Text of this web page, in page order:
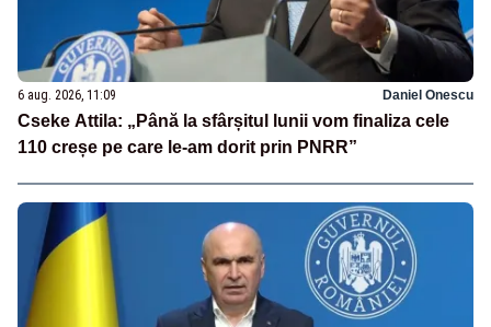
6 aug. 2026, 11:09 Daniel Onescu
Cseke Attila: „Până la sfârșitul lunii vom finaliza cele
110 creșe pe care le-am dorit prin PNRR”